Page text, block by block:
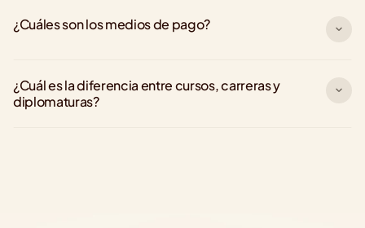
¿Cuáles son los medios de pago?
¿Cuál es la diferencia entre cursos, carreras y
diplomaturas?